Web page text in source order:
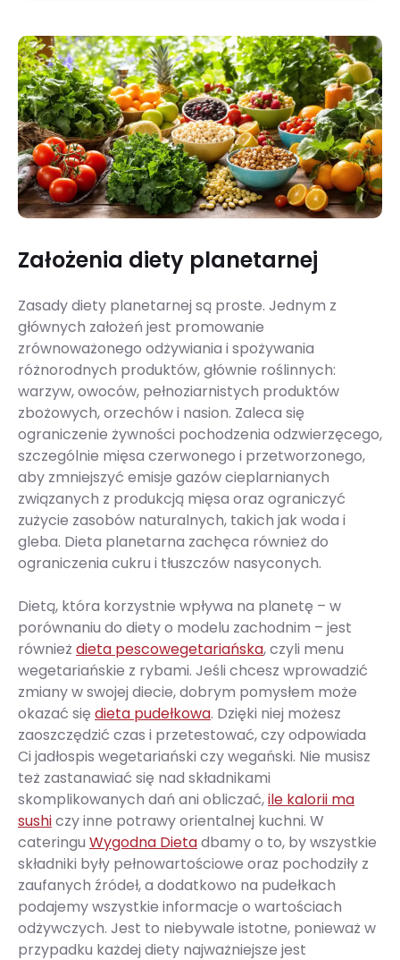
Założenia diety planetarnej
Zasady diety planetarnej są proste. Jednym z
głównych założeń jest promowanie
zrównoważonego odżywiania i spożywania
różnorodnych produktów, głównie roślinnych:
warzyw, owoców, pełnoziarnistych produktów
zbożowych, orzechów i nasion. Zaleca się
ograniczenie żywności pochodzenia odzwierzęcego,
szczególnie mięsa czerwonego i przetworzonego,
aby zmniejszyć emisje gazów cieplarnianych
związanych z produkcją mięsa oraz ograniczyć
zużycie zasobów naturalnych, takich jak woda i
gleba. Dieta planetarna zachęca również do
ograniczenia cukru i tłuszczów nasyconych.
Dietą, która korzystnie wpływa na planetę – w
porównaniu do diety o modelu zachodnim – jest
również dieta pescowegetariańska, czyli menu
wegetariańskie z rybami. Jeśli chcesz wprowadzić
zmiany w swojej diecie, dobrym pomysłem może
okazać się dieta pudełkowa. Dzięki niej możesz
zaoszczędzić czas i przetestować, czy odpowiada
Ci jadłospis wegetariański czy wegański. Nie musisz
też zastanawiać się nad składnikami
skomplikowanych dań ani obliczać,ile kalorii ma
sushiczy inne potrawy orientalnej kuchni. W
cateringu Wygodna Dietadbamy o to, by wszystkie
składniki były pełnowartościowe oraz pochodziły z
zaufanych źródeł, a dodatkowo na pudełkach
podajemy wszystkie informacje o wartościach
odżywczych. Jest to niebywale istotne, ponieważ w
przypadku każdej diety najważniejsze jest